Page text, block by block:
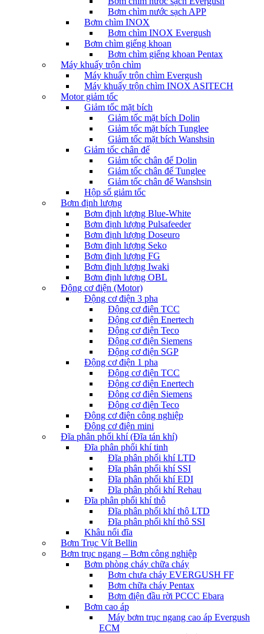
Bơm chìm nước sạch APP
Bơm chìm INOX
Bơm chìm INOX Evergush
Bơm chìm giếng khoan
Bơm chìm giếng khoan Pentax
Máy khuấy trộn chìm
Máy khuấy trộn chìm Evergush
Máy khuấy trộn chìm INOX ASITECH
Motor giảm tốc
Giảm tốc mặt bích
Giảm tốc mặt bích Dolin
Giảm tốc mặt bích Tunglee
Giảm tốc mặt bích Wanshsin
Giảm tốc chân đế
Giảm tốc chân đế Dolin
Giảm tốc chân đế Tunglee
Giảm tốc chân đế Wanshsin
Hộp số giảm tốc
Bơm định lượng
Bơm định lượng Blue-White
Bơm định lượng Pulsafeeder
Bơm định lượng Doseuro
Bơm định lượng Seko
Bơm định lượng FG
Bơm định lượng Iwaki
Bơm định lượng OBL
Động cơ điện (Motor)
Động cơ điện 3 pha
Động cơ điện TCC
Động cơ điện Enertech
Động cơ điện Teco
Động cơ điện Siemens
Động cơ điện SGP
Động cơ điện 1 pha
Động cơ điện TCC
Động cơ điện Enertech
Động cơ điện Siemens
Động cơ điện Teco
Động cơ điện công nghiệp
Động cơ điện mini
Đĩa phân phối khí (Đĩa tán khí)
Đĩa phân phối khí tinh
Đĩa phân phối khí LTD
Đĩa phân phối khí SSI
Đĩa phân phối khí EDI
Đĩa phân phối khí Rehau
Đĩa phân phối khí thô
Đĩa phân phối khí thô LTD
Đĩa phân phối khí thô SSI
Khâu nối đĩa
Bơm Trục Vít Bellin
Bơm trục ngang – Bơm công nghiệp
Bơm phòng cháy chữa cháy
Bơm chưa cháy EVERGUSH FF
Bơm chữa cháy Pentax
Bơm điện đầu rời PCCC Ebara
Bơm cao áp
Máy bơm trục ngang cao áp Evergush
ECM